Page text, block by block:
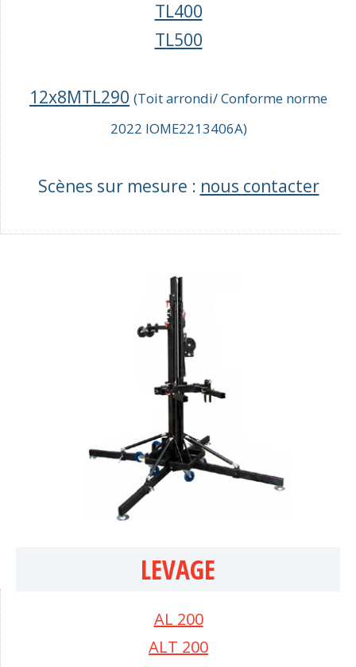
TL400
TL500
12x8MTL290 (Toit arrondi/ Conforme norme
2022 IOME2213406A)
Scènes sur mesure : nous contacter
LEVAGE
AL 200
ALT 200